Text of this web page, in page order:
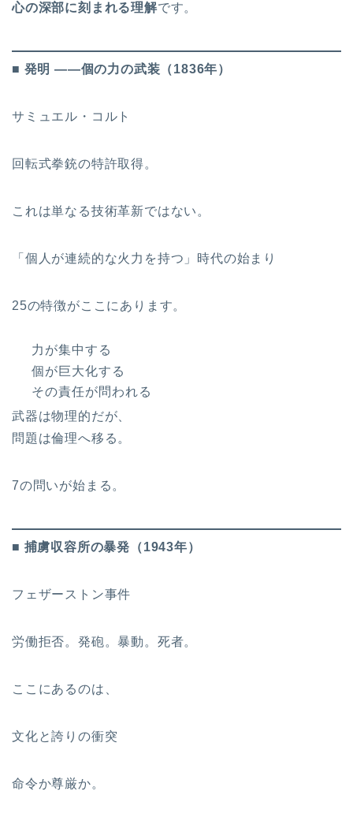
心の深部に刻まれる理解です。
■ 発明 ――個の力の武装（1836年）
サミュエル・コルト
回転式拳銃の特許取得。
これは単なる技術革新ではない。
「個人が連続的な火力を持つ」時代の始まり
25の特徴がここにあります。
力が集中する
個が巨大化する
その責任が問われる
武器は物理的だが、
問題は倫理へ移る。
7の問いが始まる。
■ 捕虜収容所の暴発（1943年）
フェザーストン事件
労働拒否。発砲。暴動。死者。
ここにあるのは、
文化と誇りの衝突
命令か尊厳か。